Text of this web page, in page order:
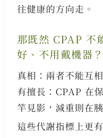
往健康的方向走。
那既然 CPAP 不
好、不用戴機器？
真相：兩者不能互
有擅長：CPAP 在
竿見影，減重則在
這些代謝指標上更